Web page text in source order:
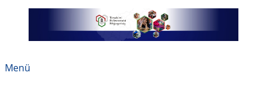
Menü